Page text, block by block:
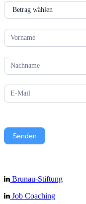
Footer
Form
Senden
Brunau-Stiftung
Job Coaching